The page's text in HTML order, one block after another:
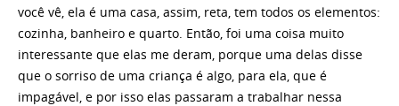
você vê, ela é uma casa, assim, reta, tem todos os elementos:
cozinha, banheiro e quarto. Então, foi uma coisa muito
interessante que elas me deram, porque uma delas disse
que o sorriso de uma criança é algo, para ela, que é
impagável, e por isso elas passaram a trabalhar nessa